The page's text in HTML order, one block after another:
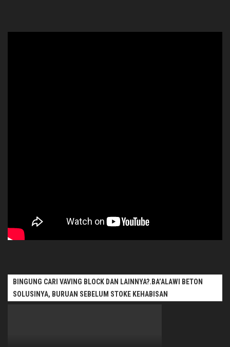
BINGUNG CARI VAVING BLOCK DAN LAINNYA?.BA’ALAWI BETON
SOLUSINYA, BURUAN SEBELUM STOKE KEHABISAN